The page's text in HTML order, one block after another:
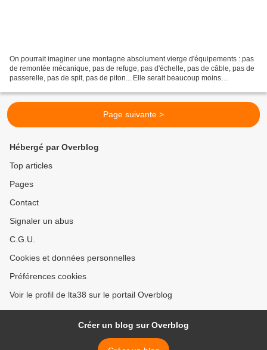
On pourrait imaginer une montagne absolument vierge d'équipements : pas
de remontée mécanique, pas de refuge, pas d'échelle, pas de câble, pas de
passerelle, pas de spit, pas de piton... Elle serait beaucoup moins
Page suivante >
Hébergé par Overblog
Top articles
Pages
Contact
Signaler un abus
C.G.U.
Cookies et données personnelles
Préférences cookies
Voir le profil de lta38 sur le portail Overblog
Créer un blog sur Overblog